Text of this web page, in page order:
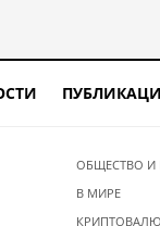
ОБЩЕСТВО И
В МИРЕ